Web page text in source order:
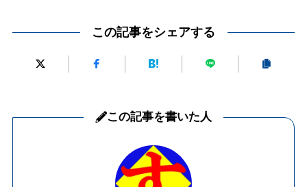
この記事をシェアする
この記事を書いた人